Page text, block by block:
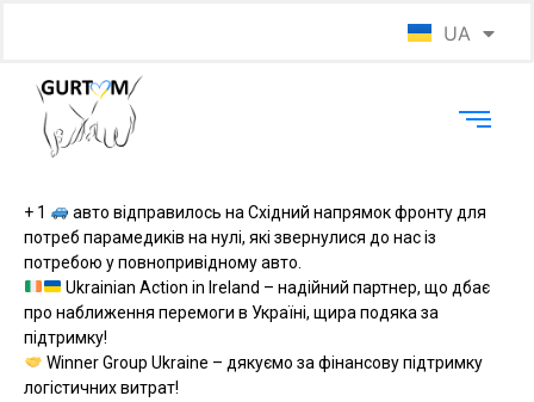
UA
EN
+ 1
авто відправилось на Східний напрямок фронту для
потреб парамедиків на нулі, які звернулися до нас із
потребою у повнопривідному авто.
Ukrainian Action in Ireland – надійний партнер, що дбає
про наближення перемоги в Україні, щира подяка за
підтримку!
Winner Group Ukraine – дякуємо за фінансову підтримку
логістичних витрат!